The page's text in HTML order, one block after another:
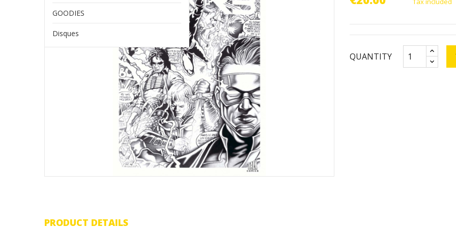
GOODIES
Disques
QUANTITY
PRODUCT DETAILS